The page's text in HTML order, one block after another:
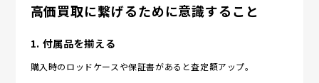
高価買取に繋げるために意識すること
1. 付属品を揃える
購入時のロッドケースや保証書があると査定額アップ。